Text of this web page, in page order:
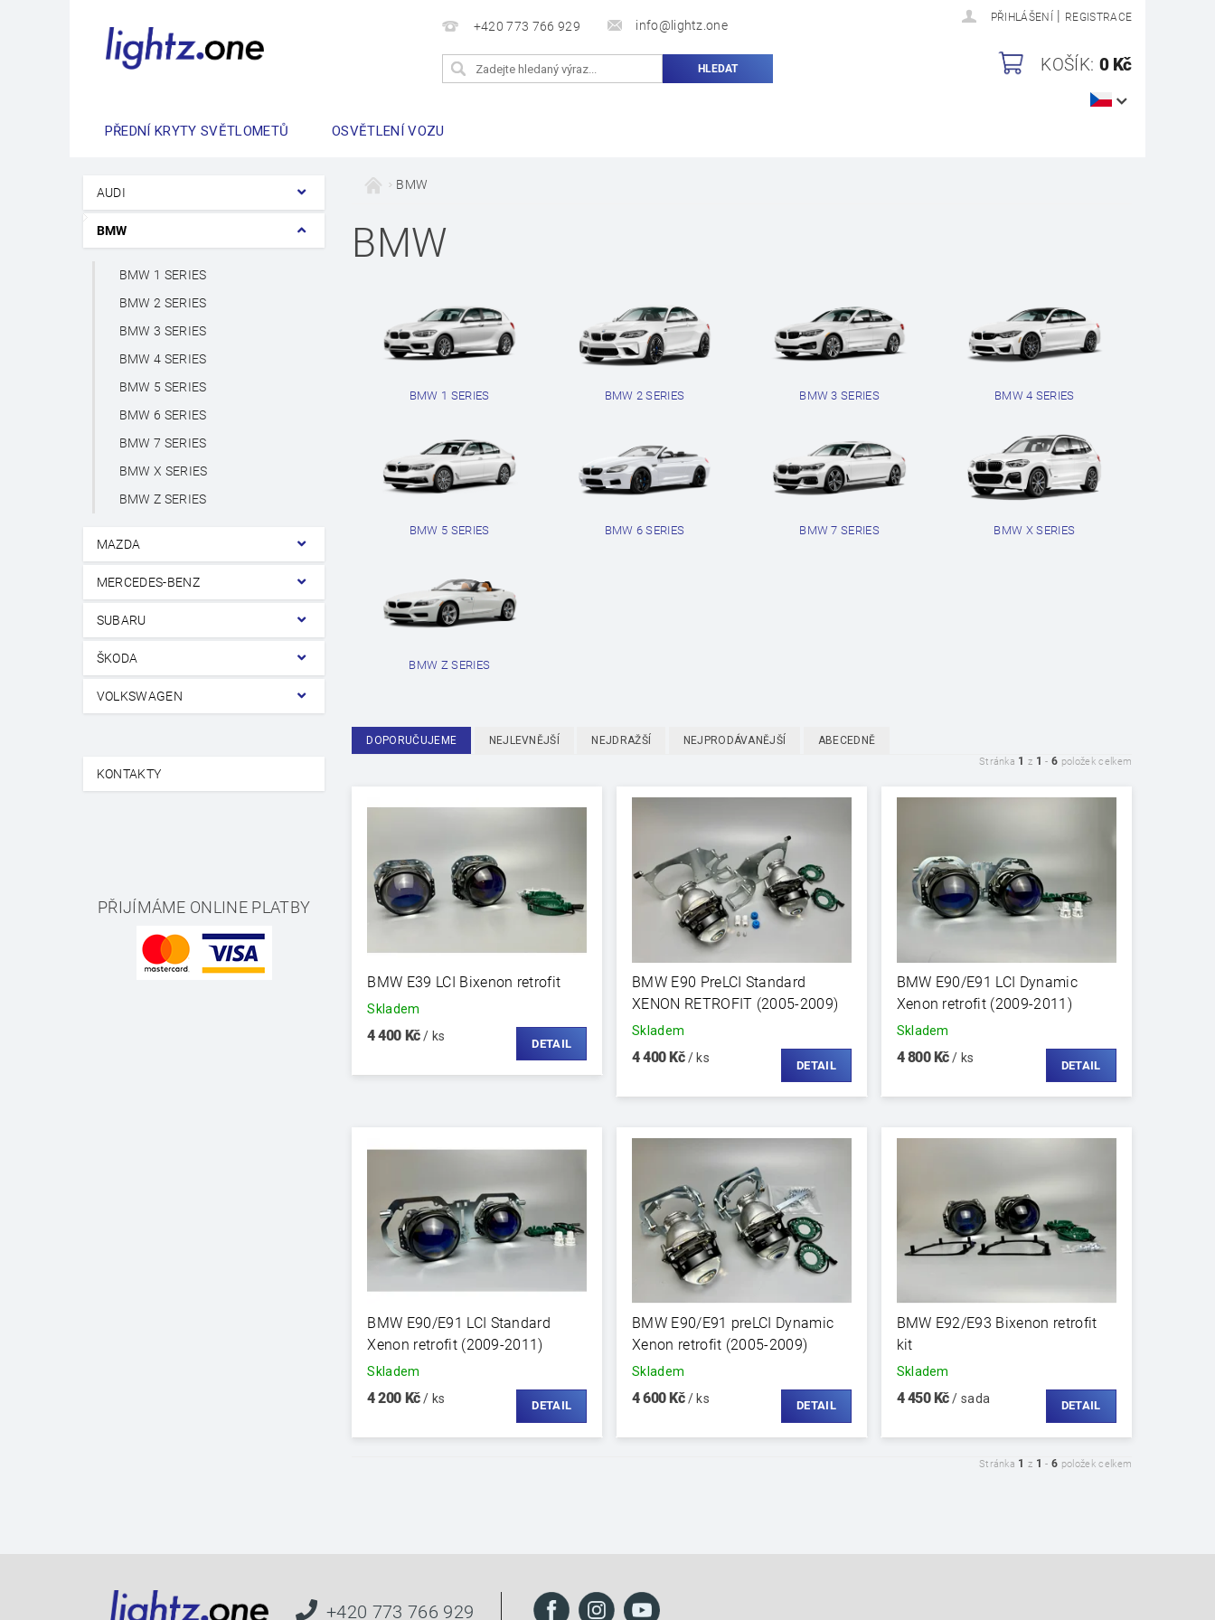
+420 773 766 929 info@lightz.one
PŘIHLÁŠENÍ | REGISTRACE
KOŠÍK: 0 Kč
PŘEDNÍ KRYTY SVĚTLOMETŮ OSVĚTLENÍ VOZU
AUDI
BMW
BMW 1 SERIES
BMW 2 SERIES
BMW 3 SERIES
BMW 4 SERIES
BMW 5 SERIES
BMW 6 SERIES
BMW 7 SERIES
BMW X SERIES
BMW Z SERIES
MAZDA
MERCEDES-BENZ
SUBARU
ŠKODA
VOLKSWAGEN
KONTAKTY
PŘIJÍMÁME ONLINE PLATBY
BMW
BMW
BMW 1 SERIES BMW 2 SERIES BMW 3 SERIES BMW 4 SERIES
BMW 5 SERIES BMW 6 SERIES BMW 7 SERIES BMW X SERIES
BMW Z SERIES
DOPORUČUJEME NEJLEVNĚJŠÍ NEJDRAŽŠÍ NEJPRODÁVANĚJŠÍ ABECEDNĚ
Stránka 1 z 1 -6 položek celkem
BMW E39 LCI Bixenon retrofit
Skladem
4 400 Kč/ ks
DETAIL
BMW E90 PreLCI Standard
XENON RETROFIT (2005-2009)
Skladem
4 400 Kč/ ks
DETAIL
BMW E90/E91 LCI Dynamic
Xenon retrofit (2009-2011)
Skladem
4 800 Kč/ ks
DETAIL
BMW E90/E91 LCI Standard
Xenon retrofit (2009-2011)
Skladem
4 200 Kč/ ks
DETAIL
BMW E90/E91 preLCI Dynamic
Xenon retrofit (2005-2009)
Skladem
4 600 Kč/ ks
DETAIL
BMW E92/E93 Bixenon retrofit
kit
Skladem
4 450 Kč/ sada
DETAIL
Stránka 1 z 1 -6 položek celkem
+420 773 766 929